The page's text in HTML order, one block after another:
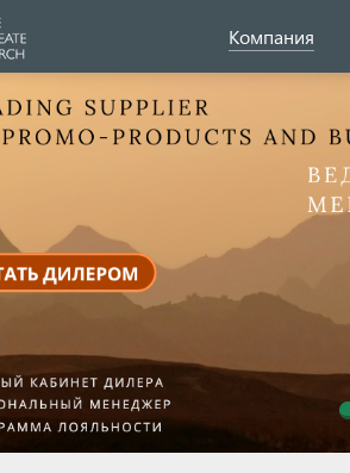
Компания